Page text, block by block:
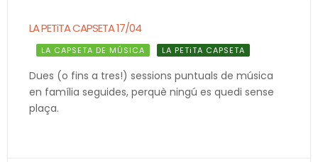
LA PETiTA CAPSETA 17/04
LA CAPSETA DE MÚSICA LA PETiTA CAPSETA
Dues (o fins a tres!) sessions puntuals de música
en família seguides, perquè ningú es quedi sense
plaça.